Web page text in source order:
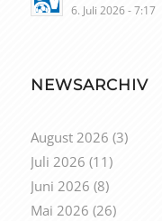
6. Juli 2026 - 7:17
NEWSARCHIV
August 2026 (3)
Juli 2026 (11)
Juni 2026 (8)
Mai 2026 (26)